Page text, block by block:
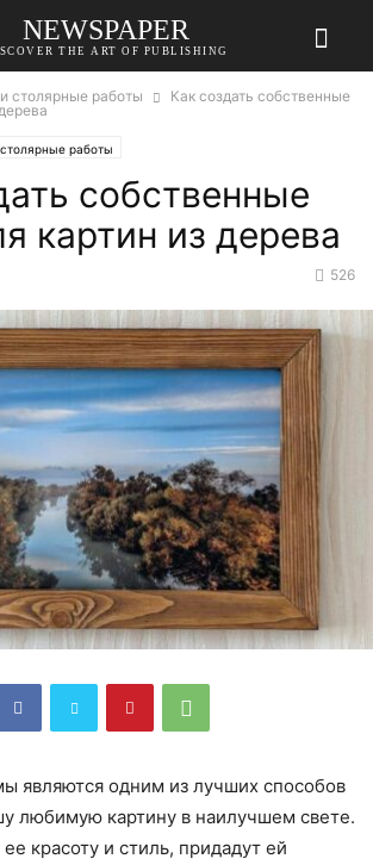
NEWSPAPER
THE ART OF PUBLISHING
столярные работы
Как создать собственные
работы
собственные
картин из дерева
526
являются одним из лучших способов
любимую картину в наилучшем свете.
красоту и стиль, придадут ей